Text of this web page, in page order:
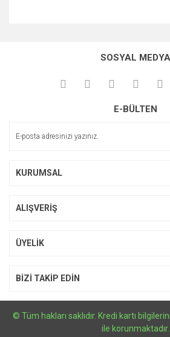
kullanarak tarafımıza iletebilirsiniz.
Görüş ve önerileriniz için teşekkür ederiz.
Ürün açıklamasında eksik bilgiler
SOSYAL MEDYA
E-BÜLTEN
KURUMSAL
ALIŞVERİŞ
ÜYELİK
BİZİ TAKİP EDİN
© Tüm hakları saklıdır. Kredi kartı
ile korunmaktadır.